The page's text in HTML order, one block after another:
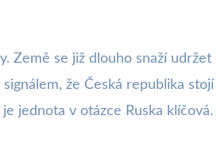
Země se již dlouho snaží udržet
že Česká republika stojí
jednota v otázce Ruska klíčová.